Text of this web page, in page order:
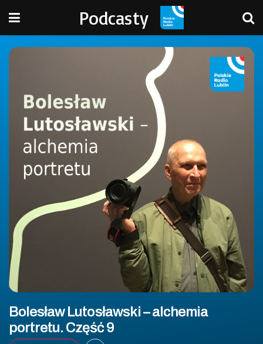
Podcasty
Bolesław Lutosławski – alchemia
portretu. Część 9